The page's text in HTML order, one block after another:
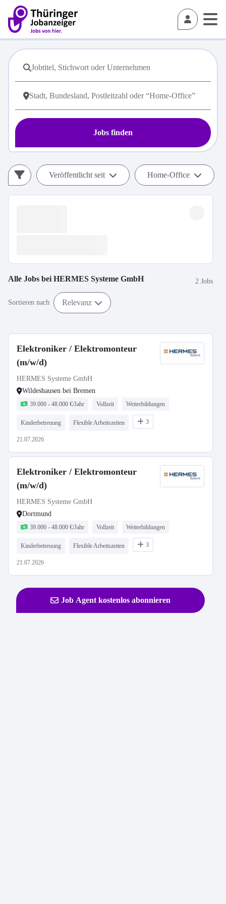
Jobs finden
Veröffentlicht seit Home-Office
Alle Jobs bei HERMES Systeme GmbH 2 Jobs
Sortieren nach Relevanz
Elektroniker / Elektromonteur
(m/w/d)
HERMES Systeme GmbH
Wildeshausen bei Bremen
39.000 - 48.000 €/Jahr Vollzeit Weiterbildungen
Kinderbetreuung Flexible Arbeitszeiten 3
21.07.2026
Elektroniker / Elektromonteur
(m/w/d)
HERMES Systeme GmbH
Dortmund
39.000 - 48.000 €/Jahr Vollzeit Weiterbildungen
Kinderbetreuung Flexible Arbeitszeiten 3
21.07.2026
Job Agent kostenlos abonnieren